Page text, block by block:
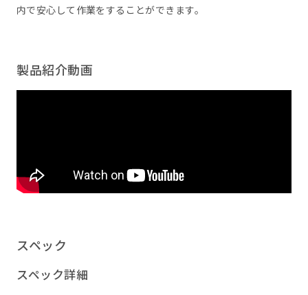
内で安心して作業をすることができます。
製品紹介動画
スペック
スペック詳細